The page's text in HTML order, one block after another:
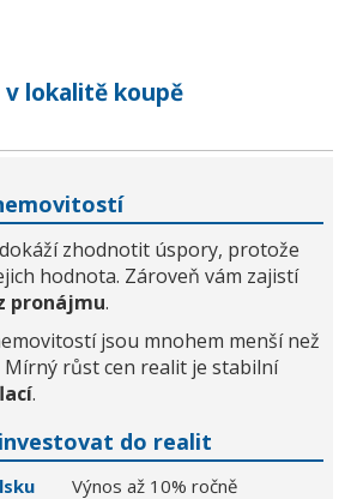
lokalitě koupě
zhodnotit úspory, protože
hodnota. Zároveň vám zajistí
pronájmu.
jsou mnohem menší než
Mírný růst cen realit je stabilní
.
do realit
Výnos až 10% ročně